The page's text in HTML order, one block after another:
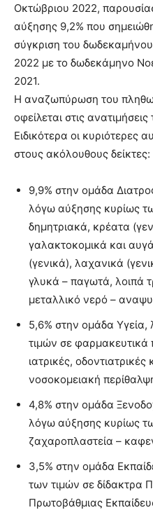
Οκτώβριου 2022,
αύξησης 9,2% που
σύγκριση του
2022 με το δωδεκάμηνο
2021.
Η αναζωπύρωση του
οφείλεται στις
Ειδικότερα οι κυριότερες
στους ακόλουθους δείκτες:
9,9% στην ομάδα
λόγω αύξησης κυρίως
δημητριακά, κρέατα
γαλακτοκομικά και
(γενικά), λαχανικά
γλυκά – παγωτά, λοιπά
μεταλλικό νερό –
5,6% στην ομάδα
τιμών σε φαρμακευτικά
ιατρικές,
νοσοκομειακή
4,8% στην ομάδα
λόγω αύξησης κυρίως
ζαχαροπλαστεία –
3,5% στην ομάδα
των τιμών σε δίδακτρα
Πρωτοβάθμιας